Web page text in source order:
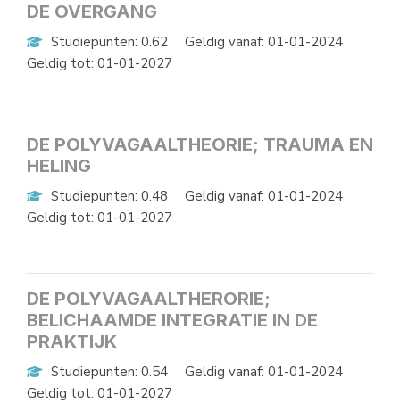
DE OVERGANG
Studiepunten: 0.62
Geldig vanaf: 01-01-2024
Geldig tot: 01-01-2027
DE POLYVAGAALTHEORIE; TRAUMA EN
HELING
Studiepunten: 0.48
Geldig vanaf: 01-01-2024
Geldig tot: 01-01-2027
DE POLYVAGAALTHERORIE;
BELICHAAMDE INTEGRATIE IN DE
PRAKTIJK
Studiepunten: 0.54
Geldig vanaf: 01-01-2024
Geldig tot: 01-01-2027